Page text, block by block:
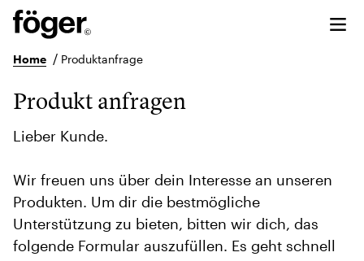
Home / Produktanfrage
Produkt anfragen
Lieber Kunde.
Wir freuen uns über dein Interesse an unseren
Produkten. Um dir die bestmögliche
Unterstützung zu bieten, bitten wir dich, das
folgende Formular auszufüllen. Es geht schnell